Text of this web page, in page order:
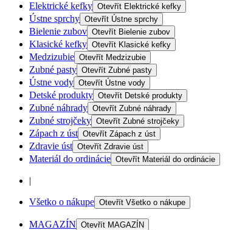
Elektrické kefky Otevřít Elektrické kefky
Ústne sprchy Otevřít Ústne sprchy
Bielenie zubov Otevřít Bielenie zubov
Klasické kefky Otevřít Klasické kefky
Medzizubie Otevřít Medzizubie
Zubné pasty Otevřít Zubné pasty
Ústne vody Otevřít Ústne vody
Detské produkty Otevřít Detské produkty
Zubné náhrady Otevřít Zubné náhrady
Zubné strojčeky Otevřít Zubné strojčeky
Zápach z úst Otevřít Zápach z úst
Zdravie úst Otevřít Zdravie úst
Materiál do ordinácie Otevřít Materiál do ordinácie
|
Všetko o nákupe Otevřít Všetko o nákupe
MAGAZÍN Otevřít MAGAZÍN